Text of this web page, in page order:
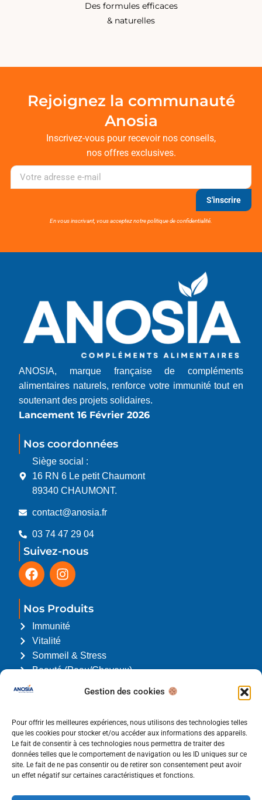
Gestion des cookies
Pour offrir les meilleures expériences, nous utilisons des technologies telles
que les cookies pour stocker et/ou accéder aux informations des appareils.
Le fait de consentir à ces technologies nous permettra de traiter des
données telles que le comportement de navigation ou les ID uniques sur ce
site. Le fait de ne pas consentir ou de retirer son consentement peut avoir
un effet négatif sur certaines caractéristiques et fonctions.
Des formules efficaces
& naturelles
Rejoignez la communauté
Anosia
Inscrivez-vous pour recevoir nos conseils,
nos offres exclusives.
S'inscrire
En vous inscrivant, vous acceptez notre politique de confidentialité.
ANOSIA, marque française de compléments
alimentaires naturels, renforce votre immunité tout en
soutenant des projets solidaires.
Lancement 16 Février 2026
Nos coordonnées
Siège social :
16 RN 6 Le petit Chaumont
89340 CHAUMONT.
contact@anosia.fr
03 74 47 29 04
Suivez-nous
Nos Produits
Immunité
Vitalité
Sommeil & Stress
Beauté (Peau/Cheveux)
L'Association du Trimestre
pour en savoir plus.
Liens utiles
Qui sommes-nous ?
Pharmacies & Pro
Contact